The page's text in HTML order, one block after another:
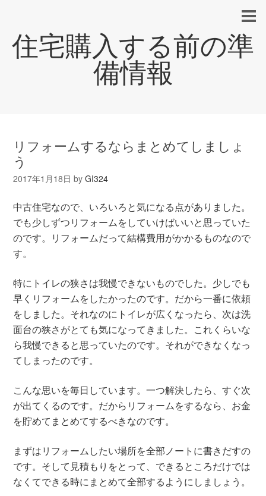
住宅購入する前の準
備情報
リフォームするならまとめてしましょ
う
2017年1月18日 byGI324
中古住宅なので、いろいろと気になる点がありました。
でも少しずつリフォームをしていけばいいと思っていた
のです。リフォームだって結構費用がかかるものなので
す。
特にトイレの狭さは我慢できないものでした。少しでも
早くリフォームをしたかったのです。だから一番に依頼
をしました。それなのにトイレが広くなったら、次は洗
面台の狭さがとても気になってきました。これくらいな
ら我慢できると思っていたのです。それができなくなっ
てしまったのです。
こんな思いを毎日しています。一つ解決したら、すぐ次
が出てくるのです。だからリフォームをするなら、お金
を貯めてまとめてするべきなのです。
まずはリフォームしたい場所を全部ノートに書きだすの
です。そして見積もりをとって、できるところだけでは
なくてできる時にまとめて全部するようにしましょう。